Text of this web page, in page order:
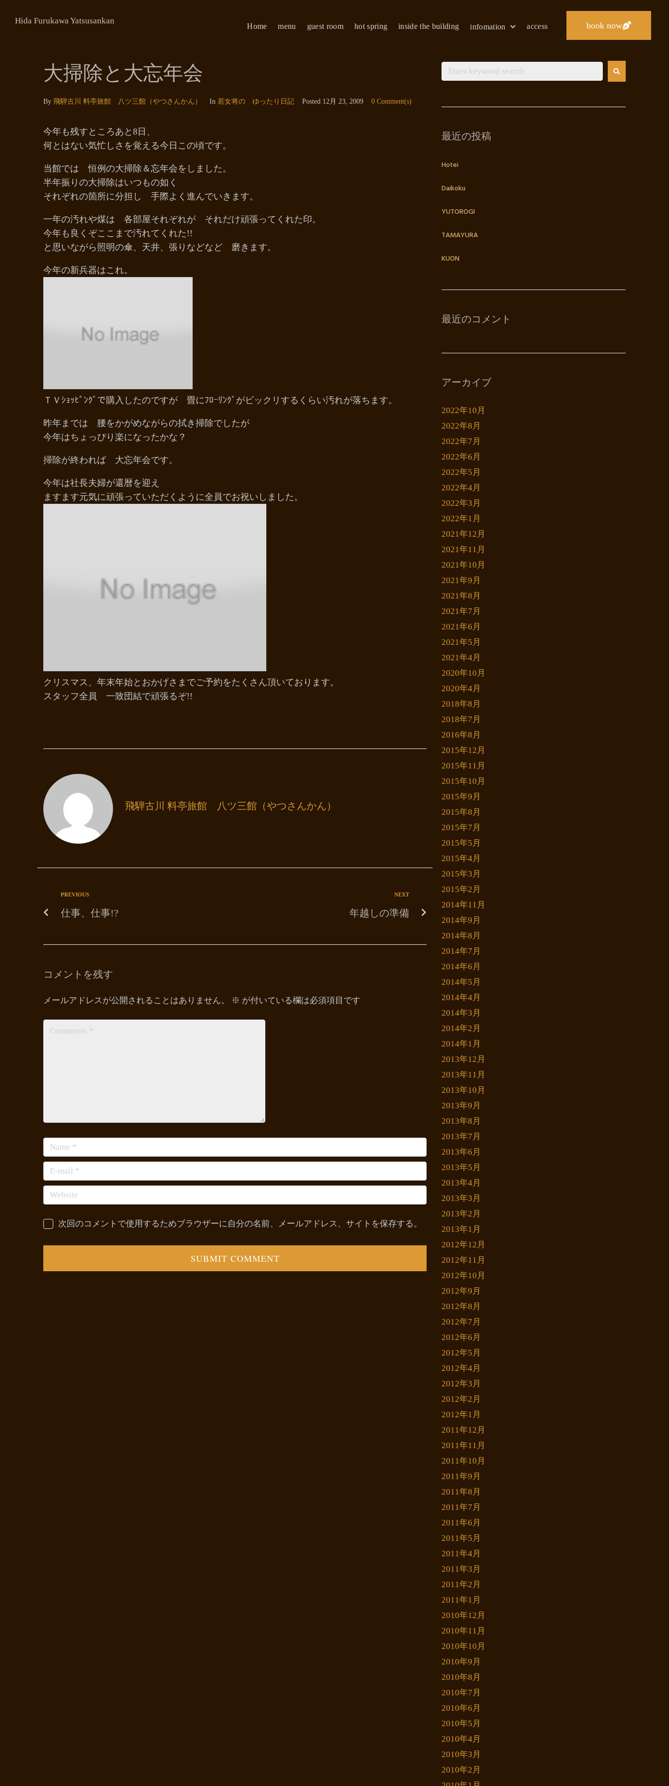
Hida Furukawa Yatsusankan
Home menu guest room hot spring inside the building infomation access book now
大掃除と大忘年会
By 飛騨古川 料亭旅館 八ツ三館（やつさんかん） In 若女将の ゆったり日記 Posted 12月 23, 2009 0 Comment(s)
今年も残すところあと8日、
何とはない気忙しさを覚える今日この頃です。
当館では 恒例の大掃除＆忘年会をしました。
半年振りの大掃除はいつもの如く
それぞれの箇所に分担し 手際よく進んでいきます。
一年の汚れや煤は 各部屋それぞれが それだけ頑張ってくれた印。
今年も良くぞここまで汚れてくれた!!
と思いながら照明の傘、天井、張りなどなど 磨きます。
今年の新兵器はこれ。
ＴＶｼｮｯﾋﾟﾝｸﾞで購入したのですが 畳にﾌﾛｰﾘﾝｸﾞがビックリするくらい汚れが落ちます。
昨年までは 腰をかがめながらの拭き掃除でしたが
今年はちょっぴり楽になったかな？
掃除が終われば 大忘年会です。
今年は社長夫婦が還暦を迎え
ますます元気に頑張っていただくように全員でお祝いしました。
クリスマス、年末年始とおかげさまでご予約をたくさん頂いております。
スタッフ全員 一致団結で頑張るぞ!!
飛騨古川 料亭旅館 八ツ三館（やつさんかん）
PREVIOUS
仕事、仕事!?
NEXT
年越しの準備
コメントを残す
メールアドレスが公開されることはありません。 ※ が付いている欄は必須項目です
次回のコメントで使用するためブラウザーに自分の名前、メールアドレス、サイトを保存する。
最近の投稿
Hotei
Daikoku
YUTOROGI
TAMAYURA
KUON
最近のコメント
アーカイブ
2022年10月
2022年8月
2022年7月
2022年6月
2022年5月
2022年4月
2022年3月
2022年1月
2021年12月
2021年11月
2021年10月
2021年9月
2021年8月
2021年7月
2021年6月
2021年5月
2021年4月
2020年10月
2020年4月
2018年8月
2018年7月
2016年8月
2015年12月
2015年11月
2015年10月
2015年9月
2015年8月
2015年7月
2015年5月
2015年4月
2015年3月
2015年2月
2014年11月
2014年9月
2014年8月
2014年7月
2014年6月
2014年5月
2014年4月
2014年3月
2014年2月
2014年1月
2013年12月
2013年11月
2013年10月
2013年9月
2013年8月
2013年7月
2013年6月
2013年5月
2013年4月
2013年3月
2013年2月
2013年1月
2012年12月
2012年11月
2012年10月
2012年9月
2012年8月
2012年7月
2012年6月
2012年5月
2012年4月
2012年3月
2012年2月
2012年1月
2011年12月
2011年11月
2011年10月
2011年9月
2011年8月
2011年7月
2011年6月
2011年5月
2011年4月
2011年3月
2011年2月
2011年1月
2010年12月
2010年11月
2010年10月
2010年9月
2010年8月
2010年7月
2010年6月
2010年5月
2010年4月
2010年3月
2010年2月